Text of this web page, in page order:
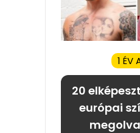
1 ÉV
20
európai